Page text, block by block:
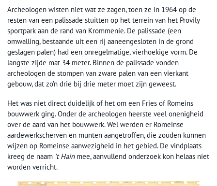
Archeologen wisten niet wat ze zagen, toen ze in 1964 op de
resten van een palissade stuitten op het terrein van het Provily
sportpark aan de rand van Krommenie. De palissade (een
omwalling, bestaande uit een rij aaneengesloten in de grond
geslagen palen) had een onregelmatige, vierhoekige vorm. De
langste zijde mat 34 meter. Binnen de palissade vonden
archeologen de stompen van zware palen van een vierkant
gebouw, dat zo’n drie bij drie meter moet zijn geweest.
Het was niet direct duidelijk of het om een Fries of Romeins
bouwwerk ging. Onder de archeologen heerste veel onenigheid
over de aard van het bouwwerk. Wel werden er Romeinse
aardewerkscherven en munten aangetroffen, die zouden kunnen
wijzen op Romeinse aanwezigheid in het gebied. De vindplaats
kreeg de naam ’t Hain mee, aanvullend onderzoek kon helaas niet
worden verricht.